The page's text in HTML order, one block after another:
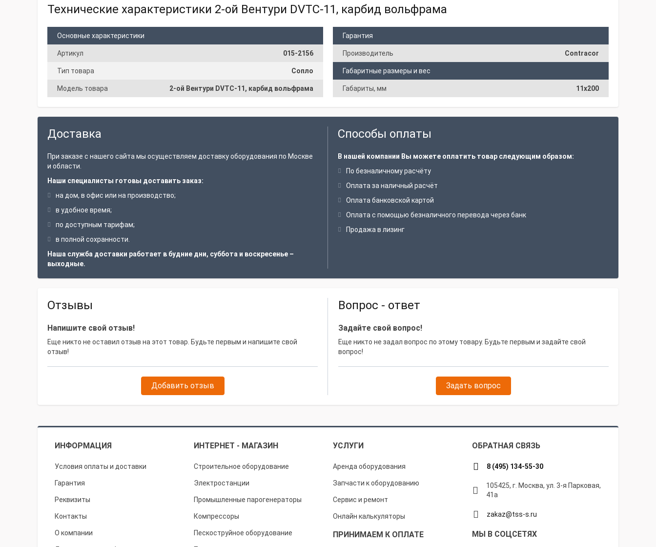
Технические характеристики 2-ой Вентури DVTC-11, карбид вольфрама
Основные характеристики
Артикул 015-2156
Тип товара Сопло
Модель товара 2-ой Вентури DVTC-11, карбид вольфрама
Гарантия
Производитель Contracor
Габаритные размеры и вес
Габариты, мм 11х200
Доставка
При заказе с нашего сайта мы осуществляем доставку оборудования по Москве
и области.
Наши специалисты готовы доставить заказ:
на дом, в офис или на производство;
в удобное время;
по доступным тарифам;
в полной сохранности.
Наша служба доставки работает в будние дни, суббота и воскресенье –
выходные.
Способы оплаты
В нашей компании Вы можете оплатить товар следующим образом:
По безналичному расчёту
Оплата за наличный расчёт
Оплата банковской картой
Оплата с помощью безналичного перевода через банк
Продажа в лизинг
Отзывы
Напишите свой отзыв!
Еще никто не оставил отзыв на этот товар. Будьте первым и напишите свой
отзыв!
Добавить отзыв
Вопрос - ответ
Задайте свой вопрос!
Еще никто не задал вопрос по этому товару. Будьте первым и задайте свой
вопрос!
Задать вопрос
ИНФОРМАЦИЯ ИНТЕРНЕТ - МАГАЗИН УСЛУГИ ОБРАТНАЯ СВЯЗЬ
Условия оплаты и доставки
Гарантия
Реквизиты
Контакты
О компании
Строительное оборудование
Электростанции
Промышленные парогенераторы
Компрессоры
Пескоструйное оборудование
Аренда оборудования
Запчасти к оборудованию
Сервис и ремонт
Онлайн калькуляторы
ПРИНИМАЕМ К ОПЛАТЕ
8 (495) 134-55-30
105425, г. Москва, ул. 3-я Парковая,
41а
zakaz@tss-s.ru
МЫ В СОЦСЕТЯХ